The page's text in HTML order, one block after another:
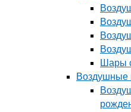
Шары
Воздушные